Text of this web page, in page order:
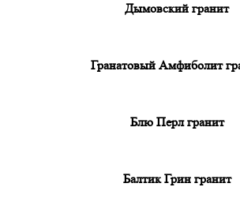
Дымовский гранит
Гранатовый Амфиболит
Блю Перл гранит
Балтик Грин гранит